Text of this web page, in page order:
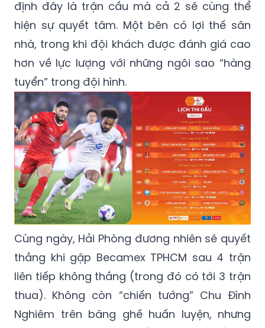
Bình với Hà Nội FC cũng sẽ rất thú vị trong
các vòng đấu còn lại. Bởi vậy, có thể khẳng
định đây là trận cầu mà cả 2 sẽ cùng thể
hiện sự quyết tâm. Một bên có lợi thế sân
nhà, trong khi đội khách được đánh giá cao
hơn về lực lượng với những ngôi sao “hàng
tuyển” trong đội hình.
Cùng ngày, Hải Phòng đương nhiên sẽ quyết
thắng khi gặp Becamex TPHCM sau 4 trận
liên tiếp không thắng (trong đó có tới 3 trận